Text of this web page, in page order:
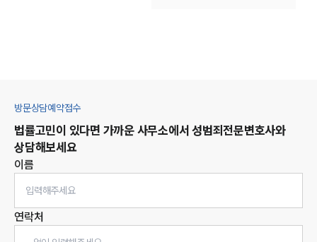
방문상담예약접수
법률고민이 있다면 가까운 사무소에서 성범죄전문변호사와
상담해보세요
이름
연락처